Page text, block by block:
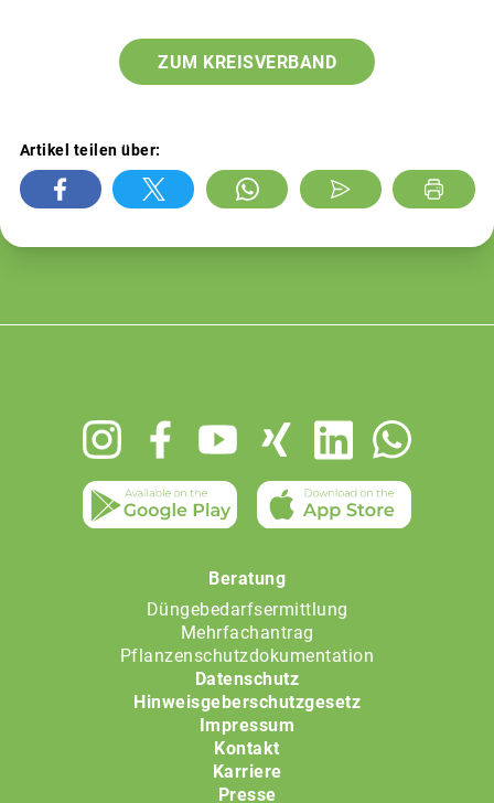
ZUM KREISVERBAND
Artikel teilen über:
Beratung
Düngebedarfsermittlung
Mehrfachantrag
Pflanzenschutzdokumentation
Datenschutz
Hinweisgeberschutzgesetz
Impressum
Kontakt
Karriere
Presse